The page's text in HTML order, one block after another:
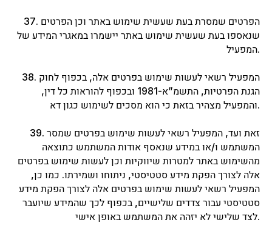
37. הפרטים שמסרת בעת שעשית שימוש באתר וכן הפרטים
שנאספו בעת שעשית שימוש באתר יישמרו במאגרי המידע של
המפעיל.
38. המפעיל רשאי לעשות שימוש בפרטים אלה, בכפוף לחוק
הגנת הפרטיות, התשמ”א-1981 ובכפוף להוראות כל דין,
והמפעיל מצהיר בזאת כי הוא מסכים לשימוש כגון דא.
39. זאת ועד, המפעיל רשאי לעשות שימוש בפרטים שמסר
המשתמש ו/או במידע שנאסף אודות המשתמש כתוצאה
מהשימוש באתר למטרות שיווקיות וכן לעשות שימוש בפרטים
אלה לצורך הפקת מידע סטטיסטי, ניתוחו ושמירתו. כמו כן,
המפעיל רשאי לעשות שימוש בפרטים אלה לצורך הפקת מידע
סטטיסטי עבור צדדים שלישיים, בכפוף לכך שהמידע שיועבר
לצד שלישי לא יזהה את המשתמש באופן אישי.
073-374-
4225
Главная
Акции и Новинки
Продукция для профессионального